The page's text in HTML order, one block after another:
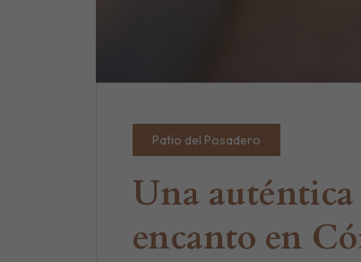
Patio del Posadero
Una
encanto en